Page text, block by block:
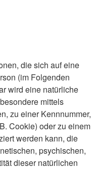
die sich auf eine
(im Folgenden
wird eine natürliche
mittels
zu einer Kennnummer,
Cookie) oder zu einem
werden kann, die
psychischen,
dieser natürlichen